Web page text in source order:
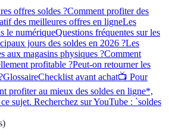
offres soldes ?Comment profiter des
des meilleures offres en ligneLes
le numériqueQuestions fréquentes sur les
jours des soldes en 2026 ?Les
aux magasins physiques ?Comment
profitable ?Peut-on retourner les
GlossaireChecklist avant achat📺 Pour
profiter au mieux des soldes en ligne*,
sujet. Recherchez sur YouTube : `soldes
)